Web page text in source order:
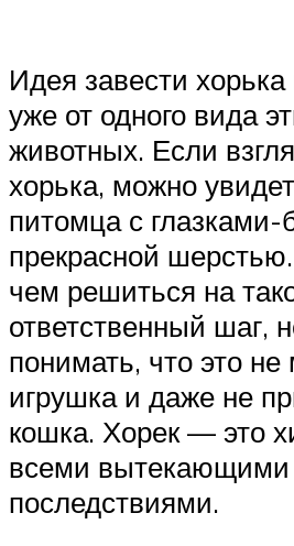
Идея завести
уже от одного вида
животных. Если
хорька, можно
питомца с глазками-
прекрасной
чем решиться на
ответственный шаг,
понимать, что это не
игрушка и даже не
кошка. Хорек — это
всеми вытекающими
последствиями.